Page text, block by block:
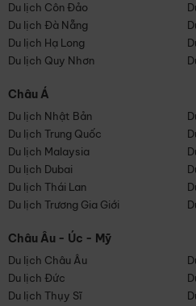
Du lịch Côn Đảo
Du lịch Đà Nẵng
Du lịch Hạ Long
Du lịch Quy Nhơn
Châu Á
Du lịch Nhật Bản
Du lịch Trung Quốc
Du lịch Malaysia
Du lịch Dubai
Du lịch Thái Lan
Du lịch Trương Gia Giới
Châu Âu - Úc - Mỹ
Du lịch Châu Âu
Du lịch Đức
Du lịch Thụy Sĩ